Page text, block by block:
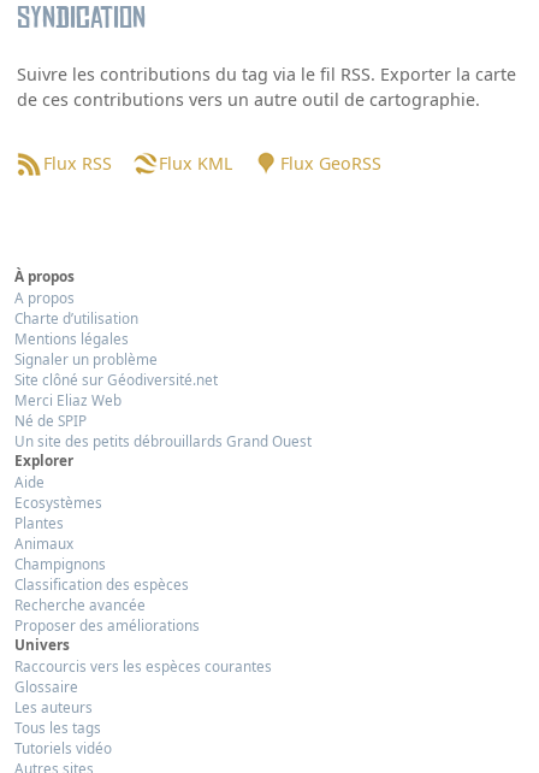
Syndication
Suivre les contributions du tag via le fil RSS. Exporter la carte
de ces contributions vers un autre outil de cartographie.
Flux RSS Flux KML Flux GeoRSS
À propos
A propos
Charte d’utilisation
Mentions légales
Signaler un problème
Site clôné sur Géodiversité.net
Merci Eliaz Web
Né de SPIP
Un site des petits débrouillards Grand Ouest
Explorer
Aide
Ecosystèmes
Plantes
Animaux
Champignons
Classification des espèces
Recherche avancée
Proposer des améliorations
Univers
Raccourcis vers les espèces courantes
Glossaire
Les auteurs
Tous les tags
Tutoriels vidéo
Autres sites